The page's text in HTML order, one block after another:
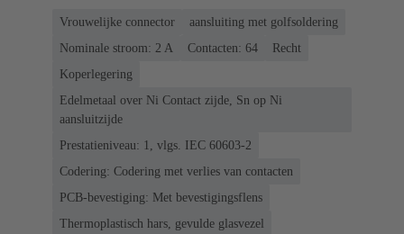
Vrouwelijke connector
aansluiting met golfsoldering
Nominale stroom: ‌2 A
Contacten: 64
Recht
Koperlegering
Edelmetaal over Ni Contact zijde, Sn op Ni
aansluitzijde
Prestatieniveau: 1, vlgs. IEC 60603-2
Codering: Codering met verlies van contacten
PCB-bevestiging: Met bevestigingsflens
Thermoplastisch hars, gevulde glasvezel